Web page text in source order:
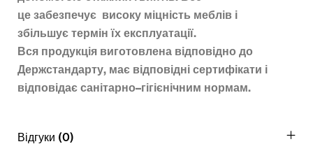
це забезпечує високу міцність меблів і
збільшує термін їх експлуатації.
Вся продукція виготовлена відповідно до
Держстандарту, має відповідні сертифікати і
відповідає санітарно–гігієнічним нормам.
Відгуки (0)